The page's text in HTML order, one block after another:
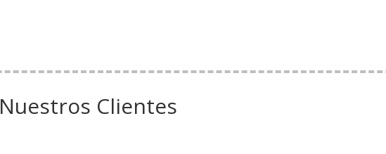
Nuestros Clientes